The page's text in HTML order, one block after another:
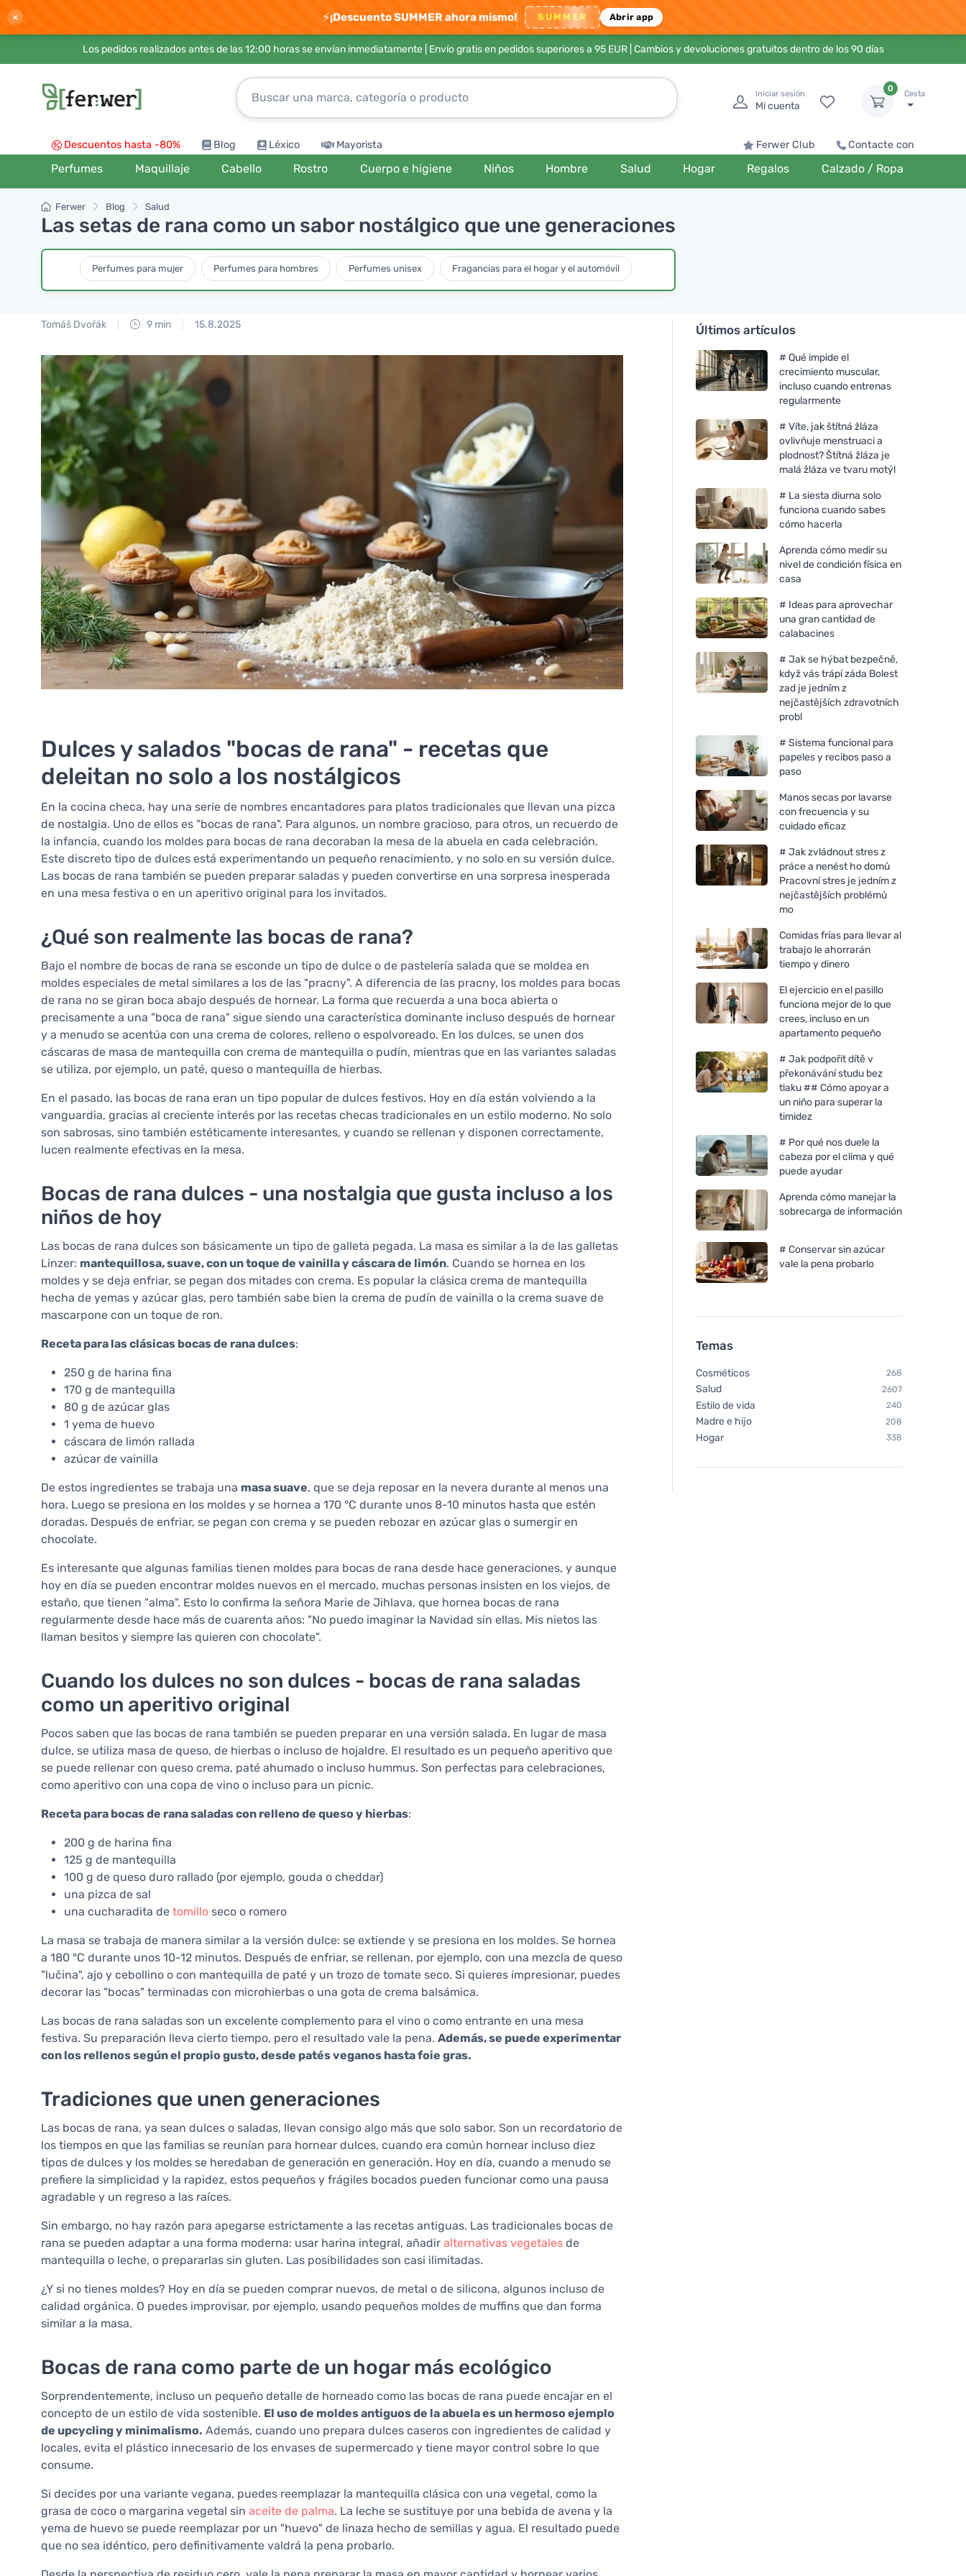
× ⚡¡Descuento SUMMER ahora mismo! SUMMER Abrir app
Los pedidos realizados antes de las 12:00 horas se envían inmediatamente | Envío gratis en pedidos superiores a 95 EUR| Cambios y devoluciones gratuitos dentro de los 90 días
Iniciar sesión
Mi cuenta
0
Cesta
Descuentos hasta -80% Blog Léxico Mayorista Ferwer Club Contacte con
Perfumes Maquillaje Cabello Rostro Cuerpo e higiene Niños Hombre Salud Hogar Regalos Calzado / Ropa
Ferwer Blog Salud
Las setas de rana como un sabor nostálgico que une generaciones
Perfumes para mujer Perfumes para hombres Perfumes unisex Fragancias para el hogar y el automóvil
Tomáš Dvořák 9 min 15.8.2025
Dulces y salados "bocas de rana" - recetas que
deleitan no solo a los nostálgicos
En la cocina checa, hay una serie de nombres encantadores para platos tradicionales que llevan una pizca
de nostalgia. Uno de ellos es "bocas de rana". Para algunos, un nombre gracioso, para otros, un recuerdo de
la infancia, cuando los moldes para bocas de rana decoraban la mesa de la abuela en cada celebración.
Este discreto tipo de dulces está experimentando un pequeño renacimiento, y no solo en su versión dulce.
Las bocas de rana también se pueden preparar saladas y pueden convertirse en una sorpresa inesperada
en una mesa festiva o en un aperitivo original para los invitados.
¿Qué son realmente las bocas de rana?
Bajo el nombre de bocas de rana se esconde un tipo de dulce o de pastelería salada que se moldea en
moldes especiales de metal similares a los de las "pracny". A diferencia de las pracny, los moldes para bocas
de rana no se giran boca abajo después de hornear. La forma que recuerda a una boca abierta o
precisamente a una "boca de rana" sigue siendo una característica dominante incluso después de hornear
y a menudo se acentúa con una crema de colores, relleno o espolvoreado. En los dulces, se unen dos
cáscaras de masa de mantequilla con crema de mantequilla o pudín, mientras que en las variantes saladas
se utiliza, por ejemplo, un paté, queso o mantequilla de hierbas.
En el pasado, las bocas de rana eran un tipo popular de dulces festivos. Hoy en día están volviendo a la
vanguardia, gracias al creciente interés por las recetas checas tradicionales en un estilo moderno. No solo
son sabrosas, sino también estéticamente interesantes, y cuando se rellenan y disponen correctamente,
lucen realmente efectivas en la mesa.
Bocas de rana dulces - una nostalgia que gusta incluso a los
niños de hoy
Las bocas de rana dulces son básicamente un tipo de galleta pegada. La masa es similar a la de las galletas
Linzer: mantequillosa, suave, con un toque de vainilla y cáscara de limón. Cuando se hornea en los
moldes y se deja enfriar, se pegan dos mitades con crema. Es popular la clásica crema de mantequilla
hecha de yemas y azúcar glas, pero también sabe bien la crema de pudín de vainilla o la crema suave de
mascarpone con un toque de ron.
Receta para las clásicas bocas de rana dulces:
250 g de harina fina
170 g de mantequilla
80 g de azúcar glas
1 yema de huevo
cáscara de limón rallada
azúcar de vainilla
De estos ingredientes se trabaja una masa suave, que se deja reposar en la nevera durante al menos una
hora. Luego se presiona en los moldes y se hornea a 170 °C durante unos 8-10 minutos hasta que estén
doradas. Después de enfriar, se pegan con crema y se pueden rebozar en azúcar glas o sumergir en
chocolate.
Es interesante que algunas familias tienen moldes para bocas de rana desde hace generaciones, y aunque
hoy en día se pueden encontrar moldes nuevos en el mercado, muchas personas insisten en los viejos, de
estaño, que tienen "alma". Esto lo confirma la señora Marie de Jihlava, que hornea bocas de rana
regularmente desde hace más de cuarenta años: "No puedo imaginar la Navidad sin ellas. Mis nietos las
llaman besitos y siempre las quieren con chocolate".
Cuando los dulces no son dulces - bocas de rana saladas
como un aperitivo original
Pocos saben que las bocas de rana también se pueden preparar en una versión salada. En lugar de masa
dulce, se utiliza masa de queso, de hierbas o incluso de hojaldre. El resultado es un pequeño aperitivo que
se puede rellenar con queso crema, paté ahumado o incluso hummus. Son perfectas para celebraciones,
como aperitivo con una copa de vino o incluso para un picnic.
Receta para bocas de rana saladas con relleno de queso y hierbas:
200 g de harina fina
125 g de mantequilla
100 g de queso duro rallado (por ejemplo, gouda o cheddar)
una pizca de sal
una cucharadita de tomillo seco o romero
La masa se trabaja de manera similar a la versión dulce: se extiende y se presiona en los moldes. Se hornea
a 180 °C durante unos 10-12 minutos. Después de enfriar, se rellenan, por ejemplo, con una mezcla de queso
"lučina", ajo y cebollino o con mantequilla de paté y un trozo de tomate seco. Si quieres impresionar, puedes
decorar las "bocas" terminadas con microhierbas o una gota de crema balsámica.
Las bocas de rana saladas son un excelente complemento para el vino o como entrante en una mesa
festiva. Su preparación lleva cierto tiempo, pero el resultado vale la pena. Además, se puede experimentar
con los rellenos según el propio gusto, desde patés veganos hasta foie gras.
Tradiciones que unen generaciones
Las bocas de rana, ya sean dulces o saladas, llevan consigo algo más que solo sabor. Son un recordatorio de
los tiempos en que las familias se reunían para hornear dulces, cuando era común hornear incluso diez
tipos de dulces y los moldes se heredaban de generación en generación. Hoy en día, cuando a menudo se
prefiere la simplicidad y la rapidez, estos pequeños y frágiles bocados pueden funcionar como una pausa
agradable y un regreso a las raíces.
Sin embargo, no hay razón para apegarse estrictamente a las recetas antiguas. Las tradicionales bocas de
rana se pueden adaptar a una forma moderna: usar harina integral, añadir alternativas vegetales de
mantequilla o leche, o prepararlas sin gluten. Las posibilidades son casi ilimitadas.
¿Y si no tienes moldes? Hoy en día se pueden comprar nuevos, de metal o de silicona, algunos incluso de
calidad orgánica. O puedes improvisar, por ejemplo, usando pequeños moldes de muffins que dan forma
similar a la masa.
Bocas de rana como parte de un hogar más ecológico
Sorprendentemente, incluso un pequeño detalle de horneado como las bocas de rana puede encajar en el
concepto de un estilo de vida sostenible. El uso de moldes antiguos de la abuela es un hermoso ejemplo
de upcycling y minimalismo. Además, cuando uno prepara dulces caseros con ingredientes de calidad y
locales, evita el plástico innecesario de los envases de supermercado y tiene mayor control sobre lo que
consume.
Si decides por una variante vegana, puedes reemplazar la mantequilla clásica con una vegetal, como la
grasa de coco o margarina vegetal sin aceite de palma. La leche se sustituye por una bebida de avena y la
yema de huevo se puede reemplazar por un "huevo" de linaza hecho de semillas y agua. El resultado puede
que no sea idéntico, pero definitivamente valdrá la pena probarlo.
Últimos artículos
# Qué impide el
crecimiento muscular,
incluso cuando entrenas
regularmente
# Víte, jak štítná žláza
ovlivňuje menstruaci a
plodnost? Štítná žláza je
malá žláza ve tvaru motýl
# La siesta diurna solo
funciona cuando sabes
cómo hacerla
Aprenda cómo medir su
nivel de condición física en
casa
# Ideas para aprovechar
una gran cantidad de
calabacines
# Jak se hýbat bezpečně,
když vás trápí záda Bolest
zad je jedním z
nejčastějších zdravotních
probl
# Sistema funcional para
papeles y recibos paso a
paso
Manos secas por lavarse
con frecuencia y su
cuidado eficaz
# Jak zvládnout stres z
práce a nenést ho domů
Pracovní stres je jedním z
nejčastějších problémů
mo
Comidas frías para llevar al
trabajo le ahorrarán
tiempo y dinero
El ejercicio en el pasillo
funciona mejor de lo que
crees, incluso en un
apartamento pequeño
# Jak podpořit dítě v
překonávání studu bez
tlaku ## Cómo apoyar a
un niño para superar la
timidez
# Por qué nos duele la
cabeza por el clima y qué
puede ayudar
Aprenda cómo manejar la
sobrecarga de información
# Conservar sin azúcar
vale la pena probarlo
Temas
Cosméticos 268
Salud 2607
Estilo de vida 240
Madre e hijo 208
Hogar 338